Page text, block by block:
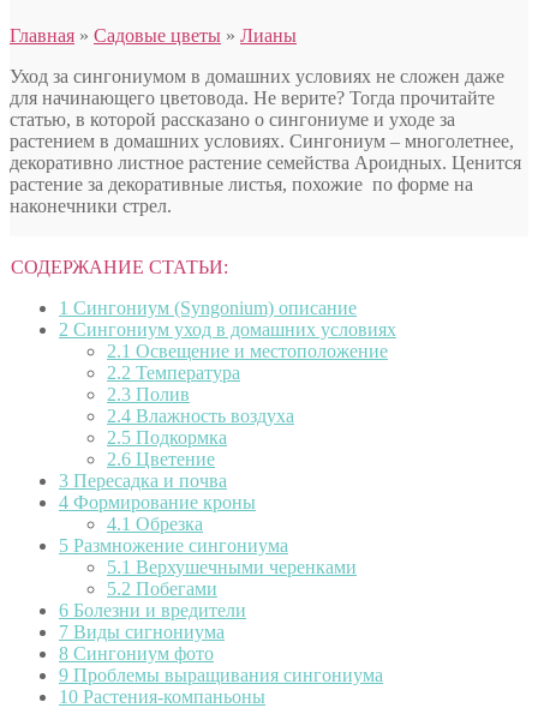
Главная » Садовые цветы » Лианы
Уход за сингониумом в домашних условиях не сложен даже
для начинающего цветовода. Не верите? Тогда прочитайте
статью, в которой рассказано о сингониуме и уходе за
растением в домашних условиях. Сингониум – многолетнее,
декоративно листное растение семейства Ароидных. Ценится
растение за декоративные листья, похожие по форме на
наконечники стрел.
СОДЕРЖАНИЕ СТАТЬИ:
1 Сингониум (Syngonium) описание
2 Сингониум уход в домашних условиях
2.1 Освещение и местоположение
2.2 Температура
2.3 Полив
2.4 Влажность воздуха
2.5 Подкормка
2.6 Цветение
3 Пересадка и почва
4 Формирование кроны
4.1 Обрезка
5 Размножение сингониума
5.1 Верхушечными черенками
5.2 Побегами
6 Болезни и вредители
7 Виды сигнониума
8 Сингониум фото
9 Проблемы выращивания сингониума
10 Растения-компаньоны